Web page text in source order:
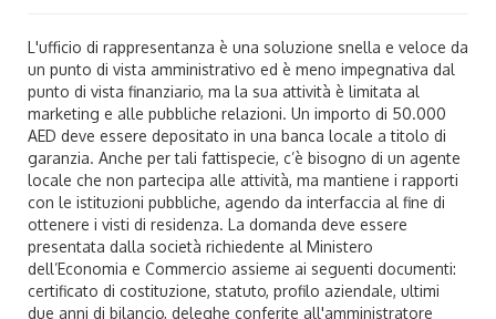
L'ufficio di rappresentanza è una soluzione snella e veloce da
un punto di vista amministrativo ed è meno impegnativa dal
punto di vista finanziario, ma la sua attività è limitata al
marketing e alle pubbliche relazioni. Un importo di 50.000
AED deve essere depositato in una banca locale a titolo di
garanzia. Anche per tali fattispecie, c’è bisogno di un agente
locale che non partecipa alle attività, ma mantiene i rapporti
con le istituzioni pubbliche, agendo da interfaccia al fine di
ottenere i visti di residenza. La domanda deve essere
presentata dalla società richiedente al Ministero
dell’Economia e Commercio assieme ai seguenti documenti:
certificato di costituzione, statuto, profilo aziendale, ultimi
due anni di bilancio, deleghe conferite all'amministratore